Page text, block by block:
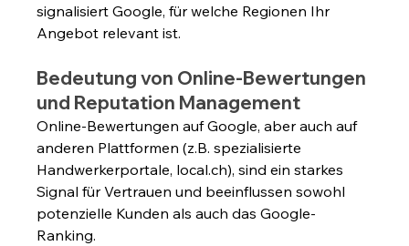
signalisiert Google, für welche Regionen Ihr
Angebot relevant ist.
Bedeutung von Online-Bewertungen
und Reputation Management
Online-Bewertungen auf Google, aber auch auf
anderen Plattformen (z.B. spezialisierte
Handwerkerportale, local.ch), sind ein starkes
Signal für Vertrauen und beeinflussen sowohl
potenzielle Kunden als auch das Google-
Ranking.